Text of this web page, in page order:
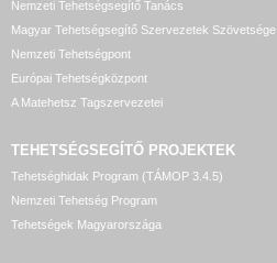
Nemzeti Tehetségsegítő Tanács
Magyar Tehetségsegítő Szervezetek Szövetsége
Nemzeti Tehetségpont
Európai Tehetségközpont
A Matehetsz Tagszervezetei
TEHETSÉGSEGÍTŐ PROJEKTEK
Tehetséghidak Program (TÁMOP 3.4.5)
Nemzeti Tehetség Program
Tehetségek Magyarországa